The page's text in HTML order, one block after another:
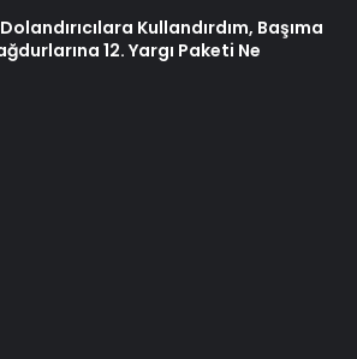
Kullandırdım, Başıma
12. Yargı Paketi Ne